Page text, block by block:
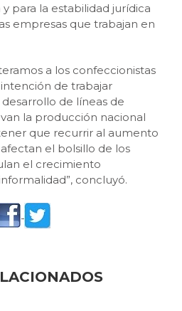
para la estabilidad jurídica
empresas que trabajan en
a los confeccionistas
de trabajar
de líneas de
la producción nacional
que recurrir al aumento
el bolsillo de los
el crecimiento
concluyó.